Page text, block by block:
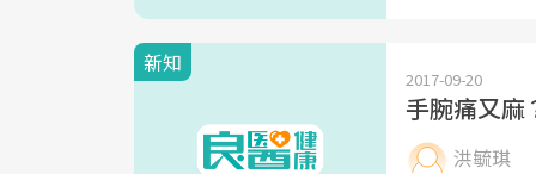
新知
2017-09-20
手腕痛又麻
洪毓琪